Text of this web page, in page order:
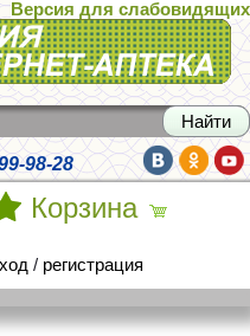
Версия для слабовидящих
98-28
Корзина
/ регистрация